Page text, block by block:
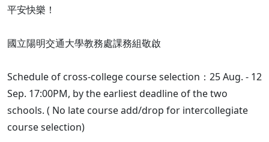
平安快樂！
國立陽明交通大學教務處課務組敬啟
Schedule of cross-college course selection：25 Aug. - 12
Sep. 17:00PM, by the earliest deadline of the two
schools. ( No late course add/drop for intercollegiate
course selection)